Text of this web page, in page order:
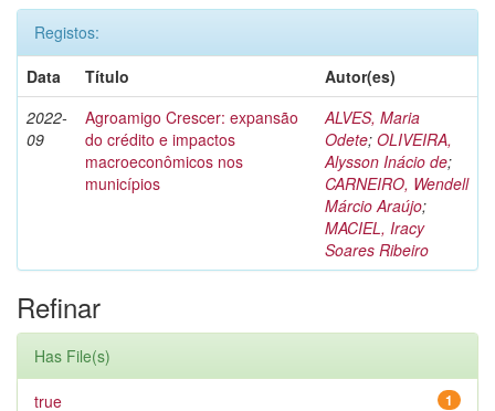
Registos:
Data
Título
Autor(es)
2022-
09
Agroamigo Crescer: expansão
do crédito e impactos
macroeconômicos nos
municípios
ALVES, Maria
Odete; OLIVEIRA,
Alysson Inácio de;
CARNEIRO, Wendell
Márcio Araújo;
MACIEL, Iracy
Soares Ribeiro
Refinar
Has File(s)
1
true